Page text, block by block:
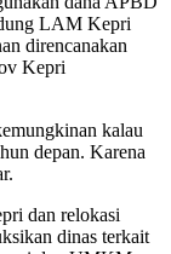
LAM Kepri
direncanakan
Kepri
kalau
depan. Karena
dan relokasi
dinas terkait